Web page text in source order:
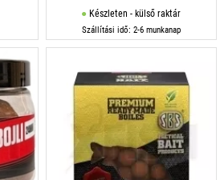
Készleten - külső raktár
Szállítási idő: 2-6 munkanap